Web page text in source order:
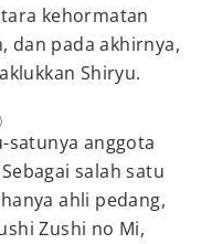
kehormatan
dan pada akhirnya,
Shiryu.
satunya anggota
salah satu
ahli pedang,
Zushi no Mi,